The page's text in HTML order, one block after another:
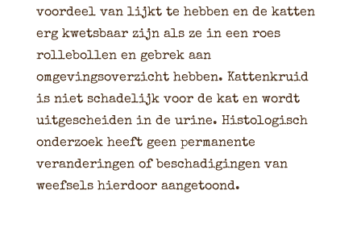
voordeel van lijkt te hebben en de katten
erg kwetsbaar zijn als ze in een roes
rollebollen en gebrek aan
omgevingsoverzicht hebben. Kattenkruid
is niet schadelijk voor de kat en wordt
uitgescheiden in de urine. Histologisch
onderzoek heeft geen permanente
veranderingen of beschadigingen van
weefsels hierdoor aangetoond.